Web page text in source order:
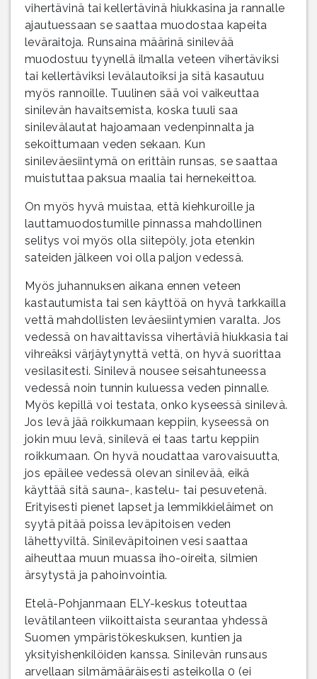
vihertävinä tai kellertävinä hiukkasina ja rannalle
ajautuessaan se saattaa muodostaa kapeita
leväraitoja. Runsaina määrinä sinilevää
muodostuu tyynellä ilmalla veteen vihertäviksi
tai kellertäviksi levälautoiksi ja sitä kasautuu
myös rannoille. Tuulinen sää voi vaikeuttaa
sinilevän havaitsemista, koska tuuli saa
sinilevälautat hajoamaan vedenpinnalta ja
sekoittumaan veden sekaan. Kun
sinileväesiintymä on erittäin runsas, se saattaa
muistuttaa paksua maalia tai hernekeittoa.
On myös hyvä muistaa, että kiehkuroille ja
lauttamuodostumille pinnassa mahdollinen
selitys voi myös olla siitepöly, jota etenkin
sateiden jälkeen voi olla paljon vedessä.
Myös juhannuksen aikana ennen veteen
kastautumista tai sen käyttöä on hyvä tarkkailla
vettä mahdollisten leväesiintymien varalta. Jos
vedessä on havaittavissa vihertäviä hiukkasia tai
vihreäksi värjäytynyttä vettä, on hyvä suorittaa
vesilasitesti. Sinilevä nousee seisahtuneessa
vedessä noin tunnin kuluessa veden pinnalle.
Myös kepillä voi testata, onko kyseessä sinilevä.
Jos levä jää roikkumaan keppiin, kyseessä on
jokin muu levä, sinilevä ei taas tartu keppiin
roikkumaan. On hyvä noudattaa varovaisuutta,
jos epäilee vedessä olevan sinilevää, eikä
käyttää sitä sauna-, kastelu- tai pesuvetenä.
Erityisesti pienet lapset ja lemmikkieläimet on
syytä pitää poissa leväpitoisen veden
lähettyviltä. Sinileväpitoinen vesi saattaa
aiheuttaa muun muassa iho-oireita, silmien
ärsytystä ja pahoinvointia.
Etelä-Pohjanmaan ELY-keskus toteuttaa
levätilanteen viikoittaista seurantaa yhdessä
Suomen ympäristökeskuksen, kuntien ja
yksityishenkilöiden kanssa. Sinilevän runsaus
arvellaan silmämääräisesti asteikolla 0 (ei